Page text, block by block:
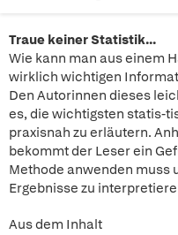
Traue keiner Statistik…
Wie kann man aus einem
wirklich wichtigen
Den Autorinnen dieses
es, die wichtigsten statis-
praxisnah zu erläutern.
bekommt der Leser ein
Methode anwenden muss
Ergebnisse zu
Aus dem Inhalt